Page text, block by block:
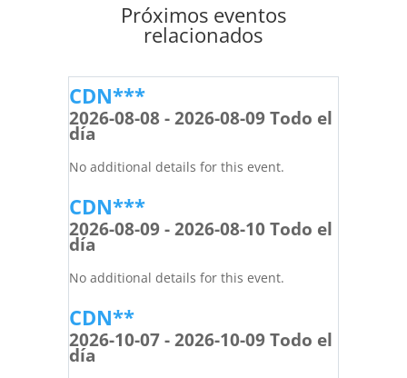
Próximos eventos
relacionados
CDN***
2026-08-08 - 2026-08-09 Todo el
día
No additional details for this event.
CDN***
2026-08-09 - 2026-08-10 Todo el
día
No additional details for this event.
CDN**
2026-10-07 - 2026-10-09 Todo el
día